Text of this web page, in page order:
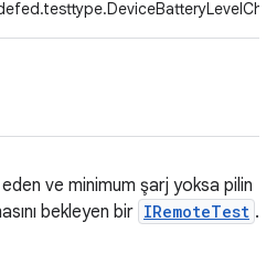
ve minimum şarj yoksa pilin
bekleyen bir IRemoteTest .